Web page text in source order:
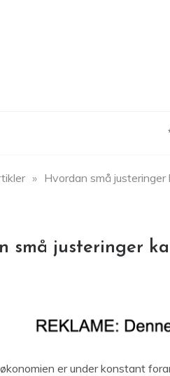
» Hvordan små
små justeringer
er under konstant